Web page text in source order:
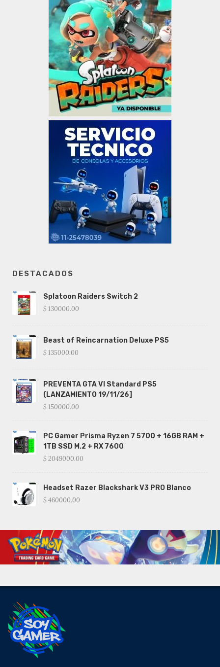
DESTACADOS
Splatoon Raiders Switch 2
$ 130000.00
Beast of Reincarnation Deluxe PS5
$ 135000.00
PREVENTA GTA VI Standard PS5
(LANZAMIENTO 19/11/26]
$ 150000.00
PC Gamer Prisma Ryzen 7 5700 + 16GB RAM +
1TB SSD M.2 + RX 7600
$ 2049000.00
Headset Razer Blackshark V3 PRO Blanco
$ 460000.00